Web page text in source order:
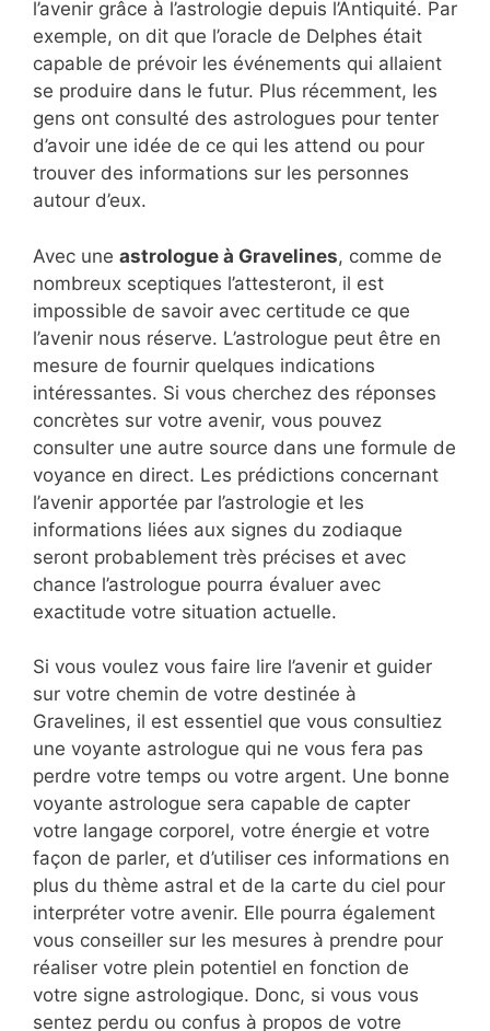
l’avenir grâce à l’astrologie depuis l’Antiquité. Par
exemple, on dit que l’oracle de Delphes était
capable de prévoir les événements qui allaient
se produire dans le futur. Plus récemment, les
gens ont consulté des astrologues pour tenter
d’avoir une idée de ce qui les attend ou pour
trouver des informations sur les personnes
autour d’eux.
Avec une astrologue à Gravelines, comme de
nombreux sceptiques l’attesteront, il est
impossible de savoir avec certitude ce que
l’avenir nous réserve. L’astrologue peut être en
mesure de fournir quelques indications
intéressantes. Si vous cherchez des réponses
concrètes sur votre avenir, vous pouvez
consulter une autre source dans une formule de
voyance en direct. Les prédictions concernant
l’avenir apportée par l’astrologie et les
informations liées aux signes du zodiaque
seront probablement très précises et avec
chance l’astrologue pourra évaluer avec
exactitude votre situation actuelle.
Si vous voulez vous faire lire l’avenir et guider
sur votre chemin de votre destinée à
Gravelines, il est essentiel que vous consultiez
une voyante astrologue qui ne vous fera pas
perdre votre temps ou votre argent. Une bonne
voyante astrologue sera capable de capter
votre langage corporel, votre énergie et votre
façon de parler, et d’utiliser ces informations en
plus du thème astral et de la carte du ciel pour
interpréter votre avenir. Elle pourra également
vous conseiller sur les mesures à prendre pour
réaliser votre plein potentiel en fonction de
votre signe astrologique. Donc, si vous vous
sentez perdu ou confus à propos de votre